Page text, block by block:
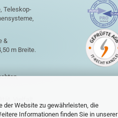
der Website zu gewährleisten, die
Informationen finden Sie in unserer
Teleskop-
&
m Breite.